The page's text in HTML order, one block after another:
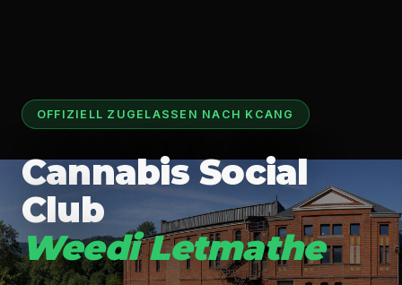
OFFIZIELL ZUGELASSEN NACH KCANG
Cannabis Social
Club
Weedi Letmathe